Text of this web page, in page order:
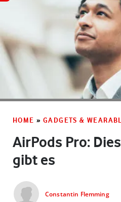
HOME » GADGETS &
AirPods Pro:
gibt es
Constantin Flemming